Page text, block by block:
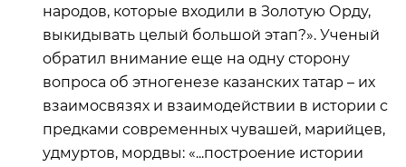
народов, которые входили в Золотую Орду,
выкидывать целый большой этап?». Ученый
обратил внимание еще на одну сторону
вопроса об этногенезе казанских татар – их
взаимосвязях и взаимодействии в истории с
предками современных чувашей, марийцев,
удмуртов, мордвы: «...построение истории